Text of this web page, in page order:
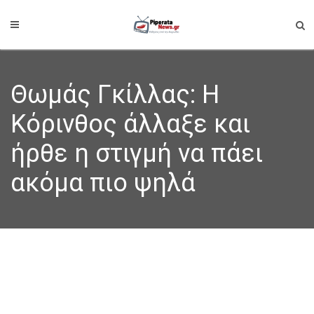
Θωμάς Γκίλλας: Η
Κόρινθος άλλαξε και
ήρθε η στιγμή να πάει
ακόμα πιο ψηλά